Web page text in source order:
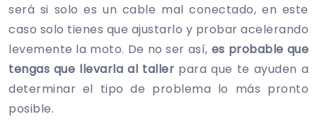
será si solo es un cable mal conectado, en este
caso solo tienes que ajustarlo y probar acelerando
levemente la moto. De no ser así, es probable que
tengas que llevarla al taller para que te ayuden a
determinar el tipo de problema lo más pronto
posible.